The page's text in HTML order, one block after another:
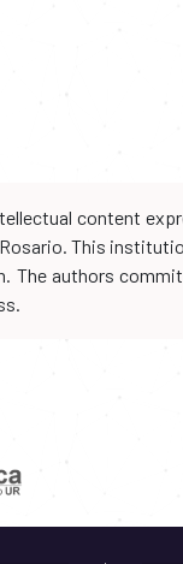
content
This
The authors